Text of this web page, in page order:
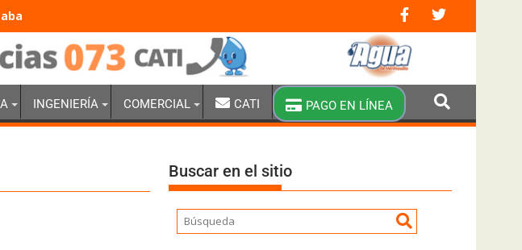
de agua con inversión extraordinaria y brigadas especiales de pipas
INGENIERÍA COMERCIAL CATI PAGO EN LÍNEA
Buscar en el sitio